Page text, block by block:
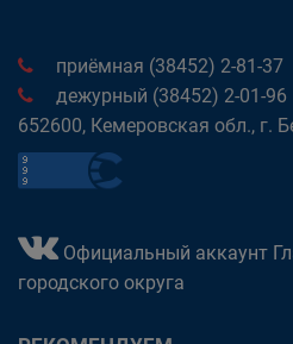
приёмная (38452) 2-81-37
дежурный (38452) 2-01-96
652600, Кемеровская обл., г.
Официальный аккаунт
городского округа